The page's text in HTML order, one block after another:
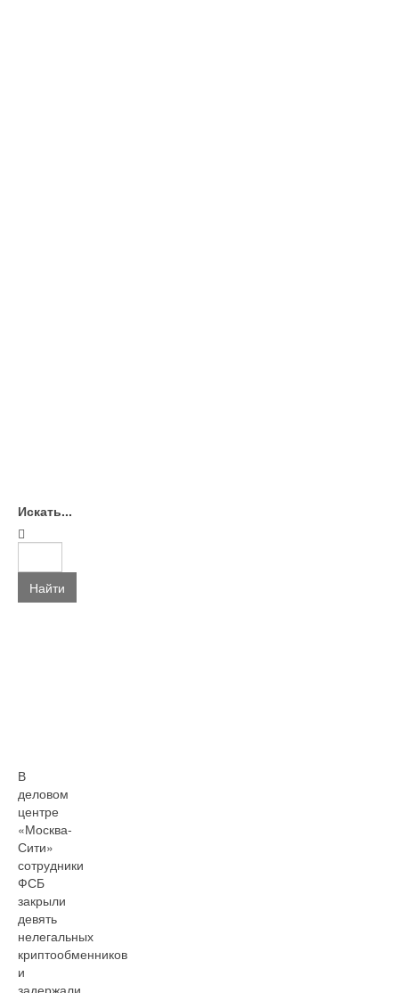
Искать...
Найти
В
деловом
центре
«Москва-
Сити»
сотрудники
ФСБ
закрыли
девять
нелегальных
криптообменников
и